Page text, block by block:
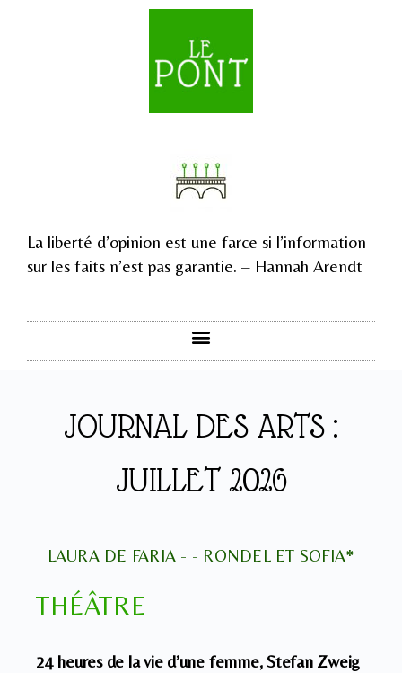
La liberté d’opinion est une farce si l’information
sur les faits n’est pas garantie. – Hannah Arendt
JOURNAL DES ARTS :
JUILLET 2026
LAURA DE FARIA - - RONDEL ET SOFIA*
THÉÂTRE
24 heures de la vie d’une femme, Stefan Zweig